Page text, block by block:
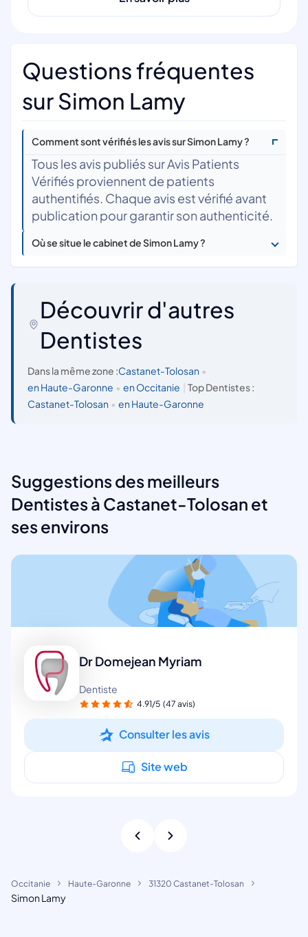
Questions fréquentes
sur Simon Lamy
Comment sont vérifiés les avis sur Simon Lamy ?
Tous les avis publiés sur Avis Patients
Vérifiés proviennent de patients
authentifiés. Chaque avis est vérifié avant
publication pour garantir son authenticité.
Où se situe le cabinet de Simon Lamy ?
Découvrir d'autres
Dentistes
Dans la même zone :Castanet-Tolosan •
en Haute-Garonne • en Occitanie
Top Dentistes :
Castanet-Tolosan • en Haute-Garonne
Suggestions des meilleurs
Dentistes à Castanet-Tolosan et
ses environs
Dr Domejean Myriam
Dentiste
4.91/5 (47 avis)
Consulter les avis
Site web
Occitanie Haute-Garonne 31320 Castanet-Tolosan
Simon Lamy